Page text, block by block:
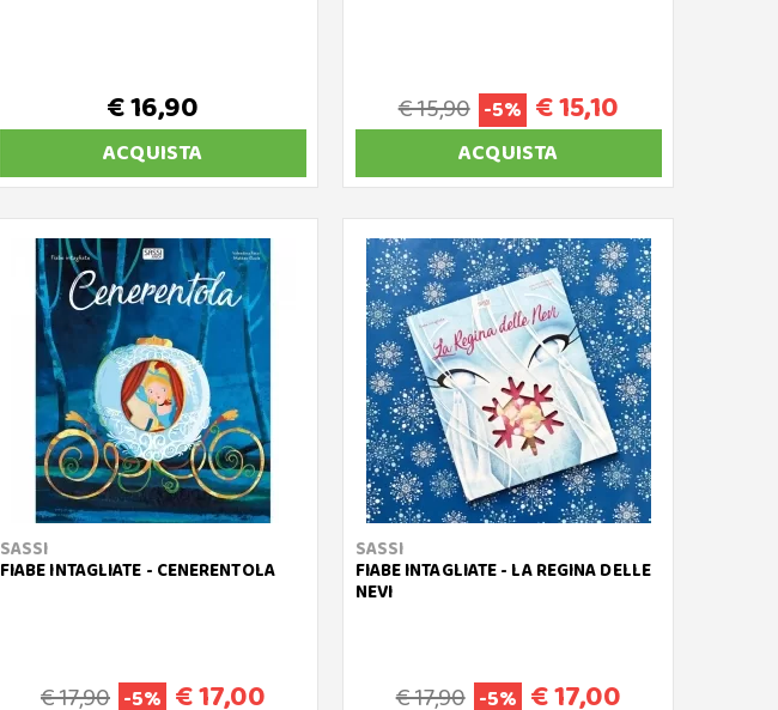
€ 16,90
ACQUISTA
€ 15,90 -5% € 15,10
ACQUISTA
SASSI
FIABE INTAGLIATE - CENERENTOLA
€ 17,90 -5% € 17,00
SASSI
FIABE INTAGLIATE - LA REGINA DELLE
NEVI
€ 17,90 -5% € 17,00